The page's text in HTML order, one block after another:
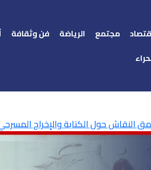
مجتمع الرياضة فن وثقافة
النقاش حول الكتابة والإخراج